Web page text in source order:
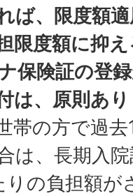
ば、限度額
限度額に抑
保険証の登
は、原則あ
帯の方で過
は、長期入
りの負担額